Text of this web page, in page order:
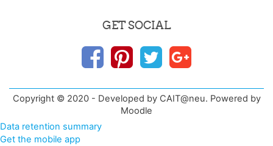
GET SOCIAL
Copyright © 2020 - Developed by CAIT@neu. Powered by
Moodle
Data retention summary
Get the mobile app